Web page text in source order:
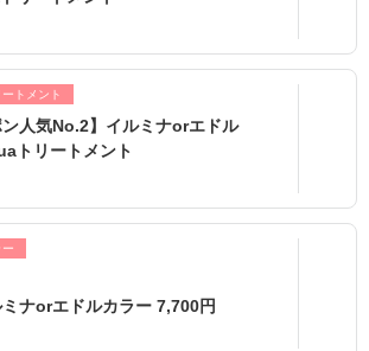
ートメント
ン人気No.2】イルミナorエドル
トリートメント
ー
ナorエドルカラー 7,700円